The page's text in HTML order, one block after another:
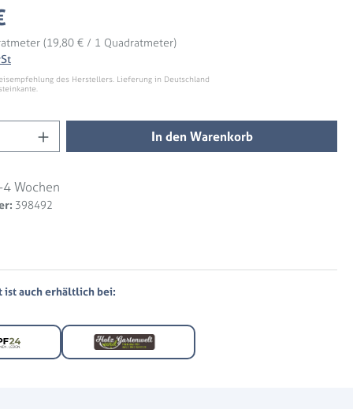
(19,80 € / 1 Quadratmeter)
des Herstellers. Lieferung in Deutschland
Anzahl: Gib den gewünschten Wert ein
In den Warenkorb
Wochen
398492
ist auch erhältlich bei: